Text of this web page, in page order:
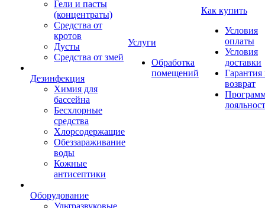
Гели и пасты
(концентраты)
Средства от
кротов
Дусты
Средства от змей
Дезинфекция
Химия для
бассейна
Бесхлорные
средства
Хлорсодержащие
Обеззараживание
воды
Кожные
антисептики
Оборудование
Ультразвуковые
Услуги
Обработка
помещений
Как купить
Условия
оплаты
Условия
доставки
Гарантия
возврат